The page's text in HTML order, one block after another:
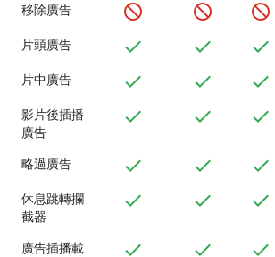
移除廣告
片頭廣告
片中廣告
影片後插播
廣告
略過廣告
休息跳轉攔
截器
廣告插播載